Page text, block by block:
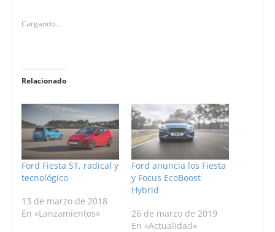
Cargando...
Relacionado
Ford Fiesta ST, radical y
tecnológico
13 de marzo de 2018
En «Lanzamientos»
Ford anuncia los Fiesta
y Focus EcoBoost
Hybrid
26 de marzo de 2019
En «Actualidad»